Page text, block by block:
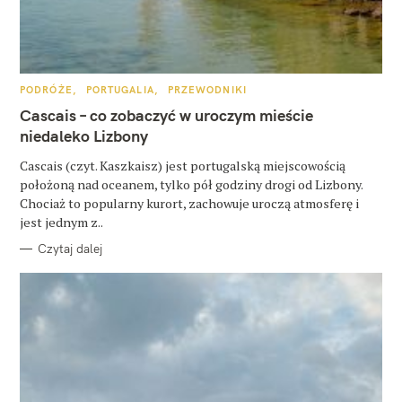
K
T
E
G
O
I
E
PODRÓŻE PORTUGALIA PRZEWODNIKI
Cascais – co zobaczyć w uroczym mieście
niedaleko Lizbony
Cascais (czyt. Kaszkaisz) jest portugalską miejscowością
położoną nad oceanem, tylko pół godziny drogi od Lizbony.
Chociaż to popularny kurort, zachowuje uroczą atmosferę i
jest jednym z..
Czytaj dalej
a
j
: